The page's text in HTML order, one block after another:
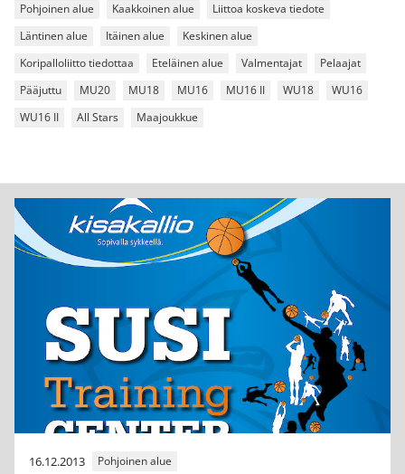
Pohjoinen alue Kaakkoinen alue
Liittoa koskeva tiedote
Läntinen alue
Itäinen alue
Keskinen alue
Koripalloliitto tiedottaa
Eteläinen alue Valmentajat
Pelaajat
Pääjuttu
MU20 MU18 MU16 MU16 II WU18
WU16
WU16 II
All Stars Maajoukkue
16.12.2013 Pohjoinen alue